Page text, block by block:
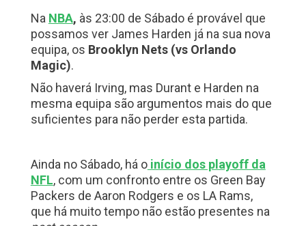
Na NBA, às 23:00 de Sábado é provável que
possamos ver James Harden já na sua nova
equipa, os Brooklyn Nets (vs Orlando
Magic).
Não haverá Irving, mas Durant e Harden na
mesma equipa são argumentos mais do que
suficientes para não perder esta partida.
Ainda no Sábado, há oinício dos playoff da
NFL, com um confronto entre os Green Bay
Packers de Aaron Rodgers e os LA Rams,
que há muito tempo não estão presentes na